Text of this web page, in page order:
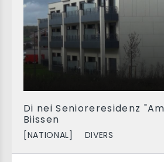
Di nei Senioreresidenz
Biissen
[NATIONAL] DIVERS